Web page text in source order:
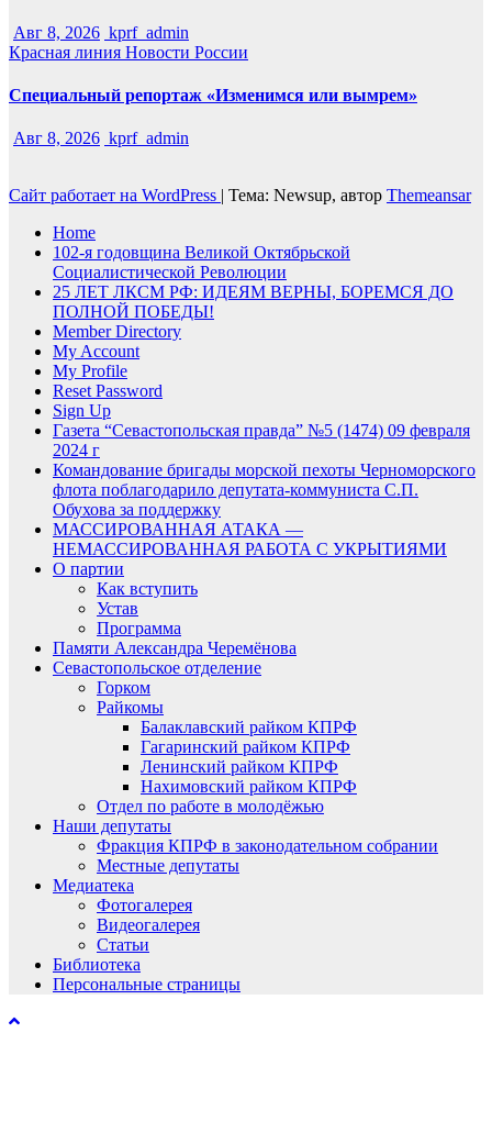
Авг 8, 2026 kprf_admin
Красная линия Новости России
Специальный репортаж «Изменимся или вымрем»
Авг 8, 2026 kprf_admin
Сайт работает на WordPress | Тема: Newsup, автор Themeansar
Home
102-я годовщина Великой Октябрьской
Социалистической Революции
25 ЛЕТ ЛКСМ РФ: ИДЕЯМ ВЕРНЫ, БОРЕМСЯ ДО
ПОЛНОЙ ПОБЕДЫ!
Member Directory
My Account
My Profile
Reset Password
Sign Up
Газета “Севастопольская правда” №5 (1474) 09 февраля
2024 г
Командование бригады морской пехоты Черноморского
флота поблагодарило депутата-коммуниста С.П.
Обухова за поддержку
МАССИРОВАННАЯ АТАКА —
НЕМАССИРОВАННАЯ РАБОТА С УКРЫТИЯМИ
О партии
Как вступить
Устав
Программа
Памяти Александра Черемёнова
Севастопольское отделение
Горком
Райкомы
Балаклавский райком КПРФ
Гагаринский райком КПРФ
Ленинский райком КПРФ
Нахимовский райком КПРФ
Отдел по работе в молодёжью
Наши депутаты
Фракция КПРФ в законодательном собрании
Местные депутаты
Медиатека
Фотогалерея
Видеогалерея
Статьи
Библиотека
Персональные страницы